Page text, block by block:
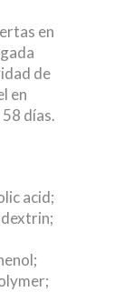
en
de
en
días.
acid;